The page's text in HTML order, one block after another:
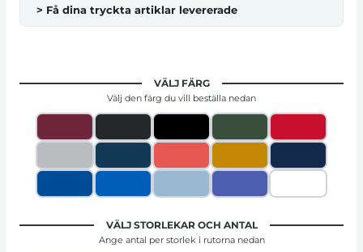
> Få dina tryckta artiklar levererade
VÄLJ FÄRG
Välj den färg du vill beställa nedan
VÄLJ STORLEKAR OCH ANTAL
Ange antal per storlek i rutorna nedan